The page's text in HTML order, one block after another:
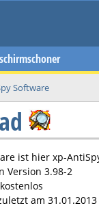
Software
ist hier xp-
Version 3.98-2
am 31.01.2013